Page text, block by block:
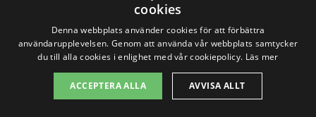
solskydd, markiser i olika material och
färger.
Prisförslag:Begär flera prisförslag
från olika företag så att du kan
cookies
Denna webbplats använder cookies för att förbättra
användarupplevelsen. Genom att använda vår webbplats samtycker
du till alla cookies i enlighet med vår cookiepolicy. Läs mer
ACCEPTERA ALLA AVVISA ALLT